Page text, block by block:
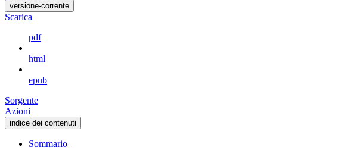
versione-corrente
Scarica
pdf
html
epub
Sorgente
Azioni
indice dei contenuti
Sommario